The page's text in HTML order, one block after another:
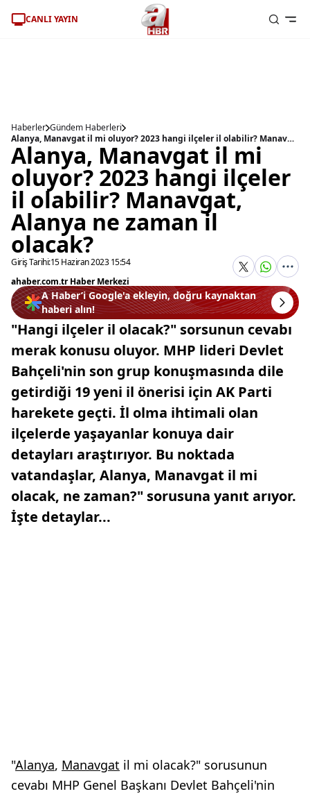
CANLI YAYIN
Haberler Gündem Haberleri
Alanya, Manavgat il mi oluyor? 2023 hangi ilçeler il olabilir? Manavgat, Alanya ne zaman il olacak?
Alanya, Manavgat il mi
oluyor? 2023 hangi ilçeler
il olabilir? Manavgat,
Alanya ne zaman il
olacak?
Giriş Tarihi:15 Haziran 2023 15:54
ahaber.com.tr Haber Merkezi
A Haber’i Google'a ekleyin, doğru kaynaktan
haberi alın!
"Hangi ilçeler il olacak?" sorsunun cevabı
merak konusu oluyor. MHP lideri Devlet
Bahçeli'nin son grup konuşmasında dile
getirdiği 19 yeni il önerisi için AK Parti
harekete geçti. İl olma ihtimali olan
ilçelerde yaşayanlar konuya dair
detayları araştırıyor. Bu noktada
vatandaşlar, Alanya, Manavgat il mi
olacak, ne zaman?" sorusuna yanıt arıyor.
İşte detaylar...
"Alanya, Manavgat il mi olacak?" sorusunun
cevabı MHP Genel Başkanı Devlet Bahçeli'nin